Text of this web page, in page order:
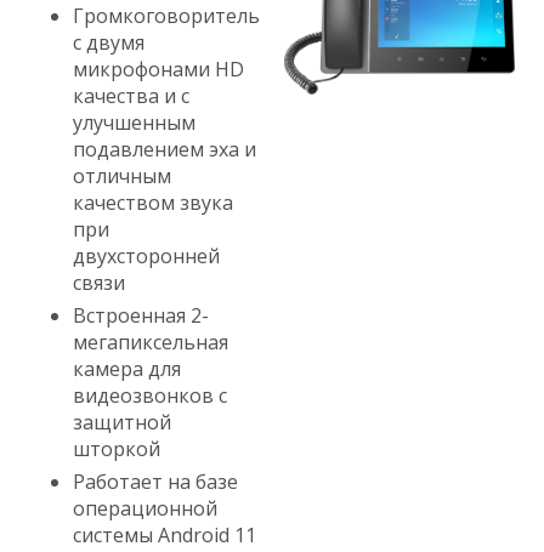
Громкоговоритель
с двумя
микрофонами HD
качества и с
улучшенным
подавлением эха и
отличным
качеством звука
при
двухсторонней
связи
Встроенная 2-
мегапиксельная
камера для
видеозвонков с
защитной
шторкой
Работает на базе
операционной
системы Android 11